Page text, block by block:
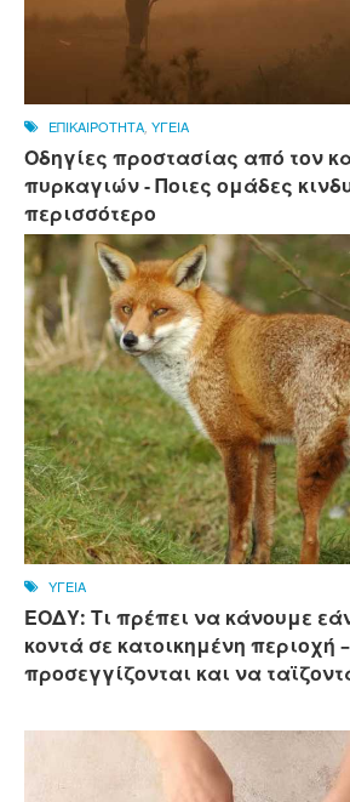
ΕΠΙΚΑΙΡΟΤΗΤΑ ΥΓΕΙΑ
Οδηγίες προστασίας από τον
πυρκαγιών - Ποιες ομάδες
περισσότερο
ΥΓΕΙΑ
ΕΟΔΥ: Τι πρέπει να κάνουμε
κοντά σε κατοικημένη περιοχή
προσεγγίζονται και να